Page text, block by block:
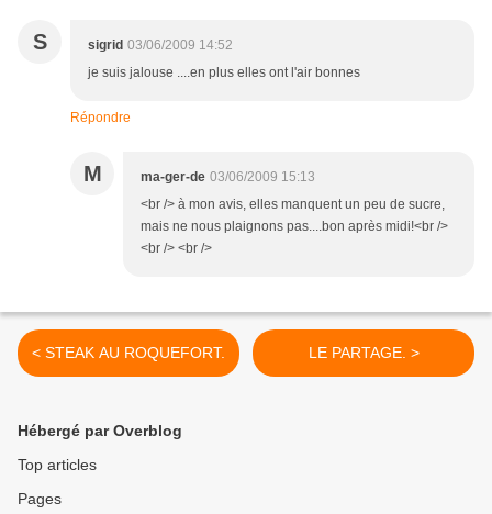
S sigrid 03/06/2009 14:52
je suis jalouse ....en plus elles ont l'air bonnes
Répondre
M ma-ger-de 03/06/2009 15:13
<br /> à mon avis, elles manquent un peu de sucre,
mais ne nous plaignons pas....bon après midi!<br />
<br /> <br />
< STEAK AU ROQUEFORT. LE PARTAGE. >
Hébergé par Overblog
Top articles
Pages